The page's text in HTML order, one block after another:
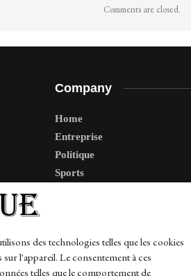
des technologies telles que les cookies
l'appareil. Le consentement à ces
telles que le comportement de
Comments are closed.
Company
Home
Entreprise
Politique
Sports